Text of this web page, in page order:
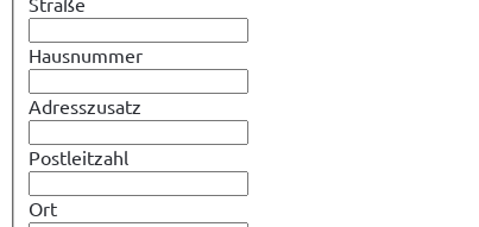
Hausnummer
Adresszusatz
Postleitzahl
Ort